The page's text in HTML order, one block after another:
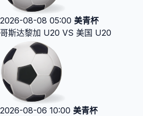
2026-08-08 05:00 美青杯
哥斯达黎加 U20 VS 美国 U20
2026-08-06 10:00 美青杯